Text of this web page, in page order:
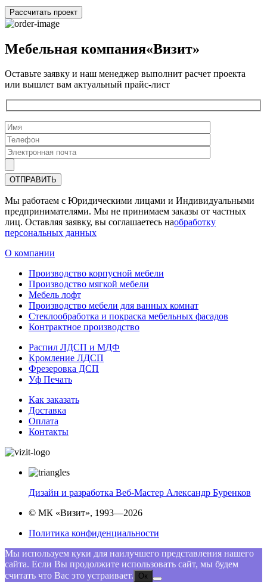
Рассчитать проект
Мебельная компания«Визит»
Оставьте заявку и наш менеджер выполнит расчет проекта
или вышлет вам актуальный прайс-лист
Мы работаем с Юридическими лицами и Индивидуальными
предпринимателями. Мы не принимаем заказы от частных
лиц. Оставляя заявку, вы соглашаетесь наобработку
персональных данных
О компании
Производство корпусной мебели
Производство мягкой мебели
Мебель лофт
Производство мебели для ванных комнат
Стеклообработка и покраска мебельных фасадов
Контрактное производство
Распил ЛДСП и МДФ
Кромление ЛДСП
Фрезеровка ДСП
Уф Печать
Как заказать
Доставка
Оплата
Контакты
Дизайн и разработка Веб-Мастер Александр Буренков
© МК «Визит», 1993—2026
Политика конфиденциальности
Мы используем куки для наилучшего представления нашего
сайта. Если Вы продолжите использовать сайт, мы будем
считать что Вас это устраивает.
Ок